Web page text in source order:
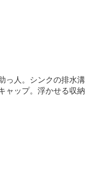
っ人。シンクの排水溝
ャップ。浮かせる収納